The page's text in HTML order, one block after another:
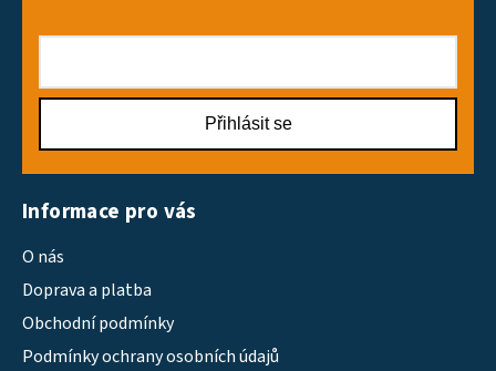
Přihlásit se
Informace pro vás
O nás
Doprava a platba
Obchodní podmínky
Podmínky ochrany osobních údajů